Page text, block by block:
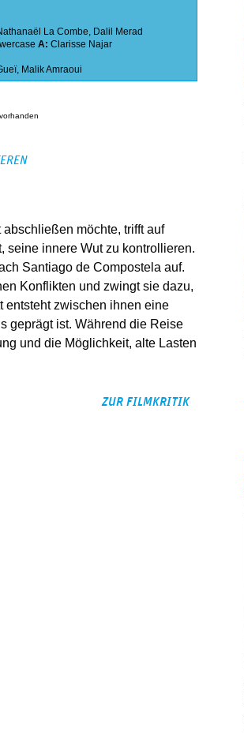
La Combe, Dalil Merad
A: Clarisse Najar
, Malik Amraoui
möchte, trifft auf
seine innere Wut zu kontrollieren.
Santiago de Compostela auf.
Konflikten und zwingt sie dazu,
entsteht zwischen ihnen eine
geprägt ist. Während die Reise
und die Möglichkeit, alte Lasten
ZUR FILMKRITIK